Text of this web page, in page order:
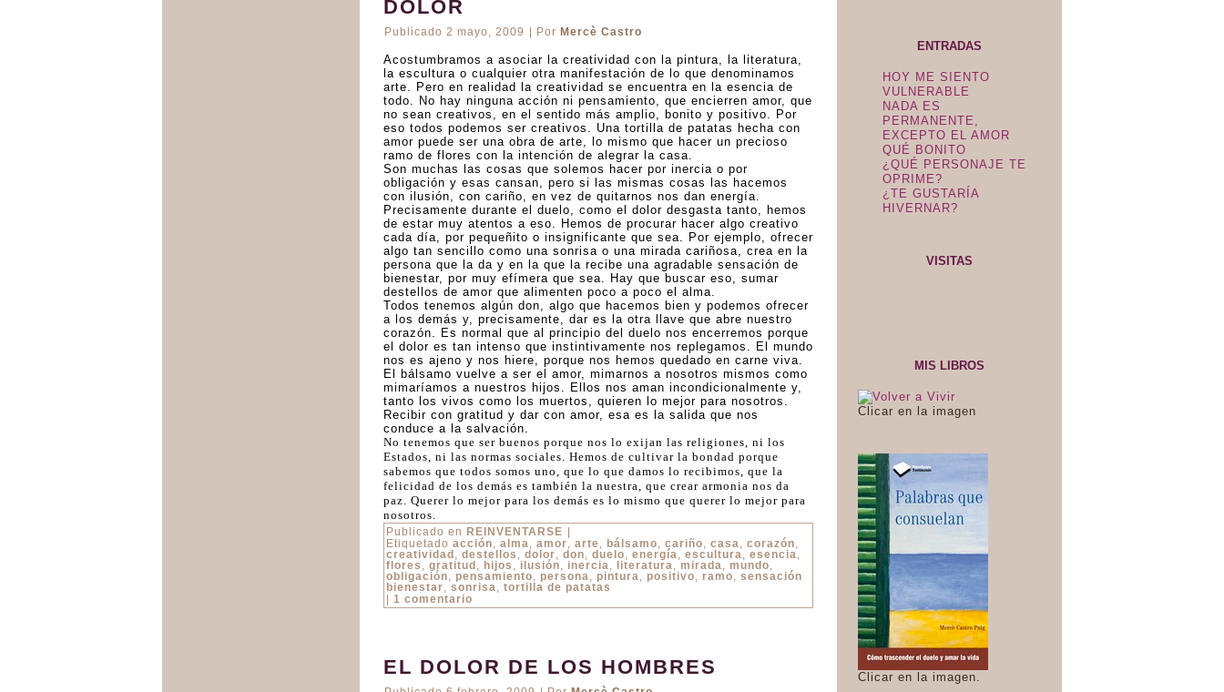
DOLOR
Publicado 2 mayo, 2009 Por Mercè Castro
Acostumbramos a asociar la creatividad con la pintura, la literatura,
la escultura o cualquier otra manifestación de lo que denominamos
arte. Pero en realidad la creatividad se encuentra en la esencia de
todo. No hay ninguna acción ni pensamiento, que encierren amor, que
no sean creativos, en el sentido más amplio, bonito y positivo. Por
eso todos podemos ser creativos. Una tortilla de patatas hecha con
amor puede ser una obra de arte, lo mismo que hacer un precioso
ramo de flores con la intención de alegrar la casa.
Son muchas las cosas que solemos hacer por inercia o por
obligación y esas cansan, pero si las mismas cosas las hacemos
con ilusión, con cariño, en vez de quitarnos nos dan energía.
Precisamente durante el duelo, como el dolor desgasta tanto, hemos
de estar muy atentos a eso. Hemos de procurar hacer algo creativo
cada día, por pequeñito o insignificante que sea. Por ejemplo, ofrecer
algo tan sencillo como una sonrisa o una mirada cariñosa, crea en la
persona que la da y en la que la recibe una agradable sensación de
bienestar, por muy efímera que sea. Hay que buscar eso, sumar
destellos de amor que alimenten poco a poco el alma.
Todos tenemos algún don, algo que hacemos bien y podemos ofrecer
a los demás y, precisamente, dar es la otra llave que abre nuestro
corazón. Es normal que al principio del duelo nos encerremos porque
el dolor es tan intenso que instintivamente nos replegamos. El mundo
nos es ajeno y nos hiere, porque nos hemos quedado en carne viva.
El bálsamo vuelve a ser el amor, mimarnos a nosotros mismos como
mimaríamos a nuestros hijos. Ellos nos aman incondicionalmente y,
tanto los vivos como los muertos, quieren lo mejor para nosotros.
Recibir con gratitud y dar con amor, esa es la salida que nos
conduce a la salvación.
No tenemos que ser buenos porque nos lo exijan las religiones, ni los
Estados, ni las normas sociales. Hemos de cultivar la bondad porque
sabemos que todos somos uno, que lo que damos lo recibimos, que la
felicidad de los demás es también la nuestra, que crear armonia nos da
paz. Querer lo mejor para los demás es lo mismo que querer lo mejor para
nosotros.
Publicado en REINVENTARSE
Etiquetado acción, alma, amor, arte, bálsamo, cariño, casa, corazón,
creatividad , destellos , dolor, don, duelo, energía, escultura, esencia,
flores , gratitud , hijos , ilusión, inercia, literatura, mirada, mundo,
obligación, pensamiento, persona, pintura, positivo, ramo, sensación
bienestar, sonrisa, tortilla de patatas
1 comentario
EL DOLOR DE LOS HOMBRES
ENTRADAS
HOY ME SIENTO
VULNERABLE
NADA ES
PERMANENTE,
EXCEPTO EL AMOR
QUÉ BONITO
¿QUÉ PERSONAJE TE
OPRIME?
¿TE GUSTARÍA
HIVERNAR?
VISITAS
MIS LIBROS
Clicar en la imagen
Clicar en la imagen.